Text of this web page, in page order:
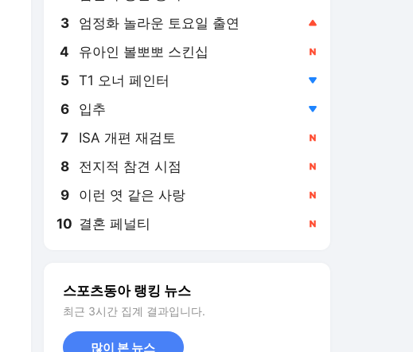
3 엄정화 놀라운 토요일 출연
4 유아인 볼뽀뽀 스킨십
5 T1 오너 페인터
6 입추
7 ISA 개편 재검토
8 전지적 참견 시점
9 이런 엿 같은 사랑
10 결혼 페널티
스포츠동아 랭킹 뉴스
최근 3시간 집계 결과입니다.
많이 본 뉴스